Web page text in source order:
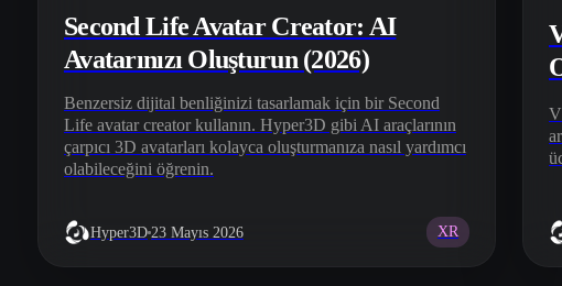
Second Life Avatar Creator: AI
Avatarınızı Oluşturun (2026)
Benzersiz dijital benliğinizi tasarlamak için bir Second
Life avatar creator kullanın. Hyper3D gibi AI araçlarının
çarpıcı 3D avatarları kolayca oluşturmanıza nasıl yardımcı
olabileceğini öğrenin.
Hyper3D 23 Mayıs 2026 XR